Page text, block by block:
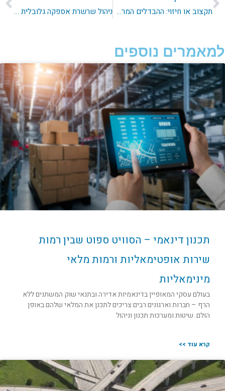
תקצוב או חיזוי: ההבדלים המרכזיים ניהול שרשרת אספקה גלובלית – כשיש יותר מה לפספס יש גם יותר מה לייעל
למאמרים נוספים
תכנון דינאמי – הסוויט ספוט שבין רמות
שירות אופטימאליות ורמות מלאי
מינימאליות
בעולם עסקי המאופיין בדינאמיות אדירה ובתנאי שוק המשתנים ללא
הרף – חברות וארגונים רבים צריכים לתכנן את המלאי שלהם באופן
הולם. שיטות ומערכות תכנון וניהול
קרא עוד >>